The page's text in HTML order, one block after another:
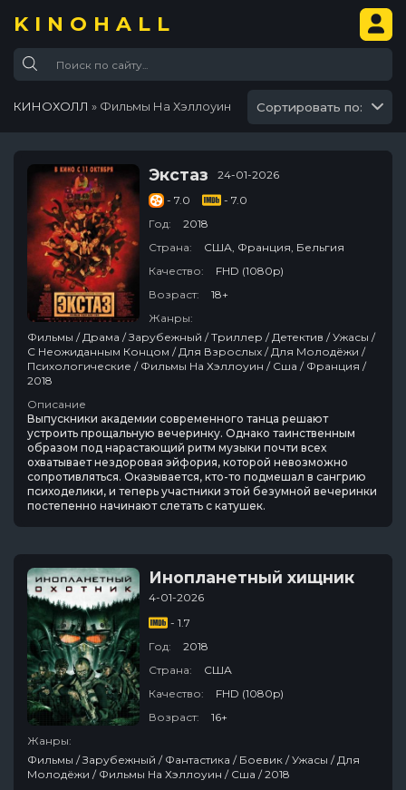
KINOHALL
КИНОХОЛЛ » Фильмы На Хэллоуин Сортировать по:
Экстаз
24-01-2026
- 7.0
- 7.0
Год:
2018
Страна:
США, Франция, Бельгия
Качество:
FHD (1080p)
Возраст:
18+
Жанры:
Фильмы / Драма / Зарубежный / Триллер / Детектив / Ужасы /
С Неожиданным Концом / Для Взрослых / Для Молодёжи /
Психологические / Фильмы На Хэллоуин / Сша / Франция /
2018
Описание
Выпускники академии современного танца решают
устроить прощальную вечеринку. Однако таинственным
образом под нарастающий ритм музыки почти всех
охватывает нездоровая эйфория, которой невозможно
сопротивляться. Оказывается, кто-то подмешал в сангрию
психоделики, и теперь участники этой безумной вечеринки
постепенно начинают слетать с катушек.
Инопланетный хищник
4-01-2026
- 1.7
Год:
2018
Страна:
США
Качество:
FHD (1080p)
Возраст:
16+
Жанры:
Фильмы / Зарубежный / Фантастика / Боевик / Ужасы / Для
Молодёжи / Фильмы На Хэллоуин / Сша / 2018